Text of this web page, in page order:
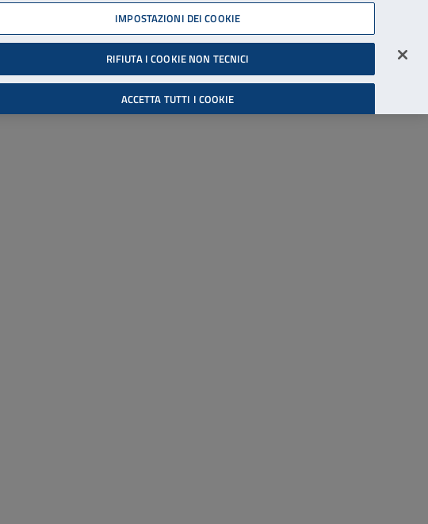
06 45539607
Accessibilità
Cerca
Accedi all'area riservata
IMPOSTAZIONI DEI COOKIE
RIFIUTA I COOKIE NON TECNICI
ACCETTA TUTTI I COOKIE